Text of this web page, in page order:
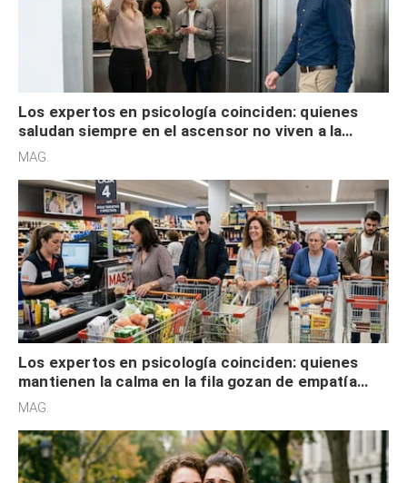
Los expertos en psicología coinciden: quienes
saludan siempre en el ascensor no viven a la
defensiva y tienen apertura social
MAG.
Los expertos en psicología coinciden: quienes
mantienen la calma en la fila gozan de empatía
cognitiva, gratitud y no solo tienen autocontrol
MAG.